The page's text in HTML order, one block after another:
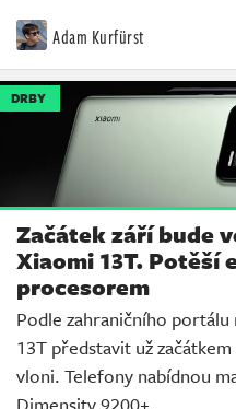
Adam Kurfürst
DRBY
Začátek září bude
Xiaomi 13T. Potěší
procesorem
Podle zahraničního
13T představit už
vloni. Telefony nabídnou